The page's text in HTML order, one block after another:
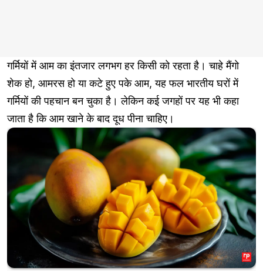
गर्मियों में आम का इंतजार लगभग हर किसी को रहता है। चाहे मैंगो
शेक हो, आमरस हो या कटे हुए पके आम, यह फल भारतीय घरों में
गर्मियों की पहचान बन चुका है। लेकिन कई जगहों पर यह भी कहा
जाता है कि आम खाने के बाद दूध पीना चाहिए।